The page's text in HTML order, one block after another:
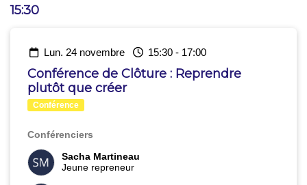
15:30
lun. 24 novembre 15:30- 17:00
Conférence de Clôture : Reprendre
plutôt que créer
Conférence
Conférenciers
Sacha Martineau
Jeune repreneur